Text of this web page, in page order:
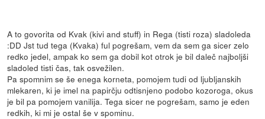
A to govorita od Kvak (kivi and stuff) in Rega (tisti roza) sladoleda
:DD Jst tud tega (Kvaka) ful pogrešam, vem da sem ga sicer zelo
redko jedel, ampak ko sem ga dobil kot otrok je bil daleč najboljši
sladoled tisti čas, tak osvežilen.
Pa spomnim se še enega korneta, pomojem tudi od ljubljanskih
mlekaren, ki je imel na papirčju odtisnjeno podobo kozoroga, okus
je bil pa pomojem vanilija. Tega sicer ne pogrešam, samo je eden
redkih, ki mi je ostal še v spominu.